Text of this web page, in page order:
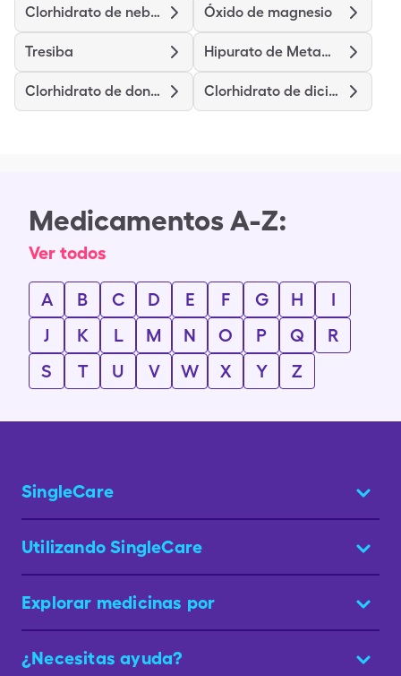
Clorhidrato de nebivolol Óxido de magnesio
Tresiba Hipurato de Metamina
Clorhidrato de donepezilo Clorhidrato de diciclomina
Medicamentos A-Z:
Ver todos
A B C D E F G H
I
J
K L M N O P Q
R
S
T U V W X Y Z
SingleCare
Utilizando SingleCare
Explorar medicinas por
¿Necesitas ayuda?